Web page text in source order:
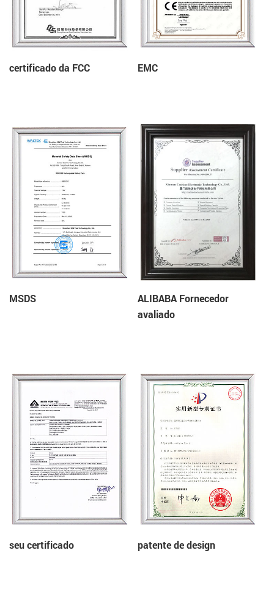
certificado da FCC EMC
MSDS
ALIBABA Fornecedor
avaliado
seu certificado patente de design